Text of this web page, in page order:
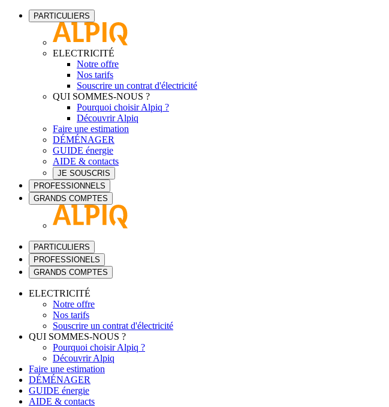
PARTICULIERS
ELECTRICITÉ
Notre offre
Nos tarifs
Souscrire un contrat d'électricité
QUI SOMMES-NOUS ?
Pourquoi choisir Alpiq ?
Découvrir Alpiq
Faire une estimation
DÉMÉNAGER
GUIDE énergie
AIDE & contacts
JE SOUSCRIS
PROFESSIONNELS
GRANDS COMPTES
PARTICULIERS
PROFESSIONELS
GRANDS COMPTES
ELECTRICITÉ
Notre offre
Nos tarifs
Souscrire un contrat d'électricité
QUI SOMMES-NOUS ?
Pourquoi choisir Alpiq ?
Découvrir Alpiq
Faire une estimation
DÉMÉNAGER
GUIDE énergie
AIDE & contacts